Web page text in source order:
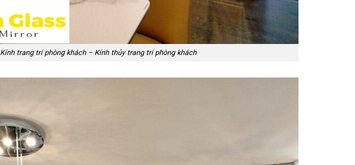
Kính trang trí phòng khách – Kính thủy trang trí phòng khách